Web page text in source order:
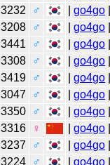
3232 ♂ |go4go
3208 ♂ |go4go
3441 ♂ |go4go
3308 ♂ |go4go
3419 ♂ |go4go
3047 ♂ |go4go
3350 ♂ |go4go
3316 ♀ |go4go
3237 ♂ |go4go
3224 ♂ |go4go